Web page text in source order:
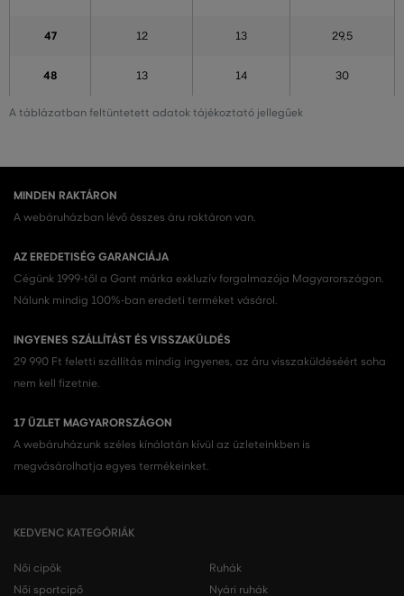
A táblázatban feltüntetett adatok tájékoztató jellegűek
47 12 13 29,5
48 13 14 30
MINDEN RAKTÁRON
A webáruházban lévő összes áru raktáron van.
AZ EREDETISÉG GARANCIÁJA
Cégünk 1999-től a Gant márka exkluzív forgalmazója Magyarországon.
Nálunk mindig 100%-ban eredeti terméket vásárol.
INGYENES SZÁLLÍTÁST ÉS VISSZAKÜLDÉS
29 990 Ft feletti szállítás mindig ingyenes, az áru visszaküldéséért soha
nem kell fizetnie.
17 ÜZLET MAGYARORSZÁGON
A webáruházunk széles kínálatán kívül az üzleteinkben is
megvásárolhatja egyes termékeinket.
KEDVENC KATEGÓRIÁK
Női cipők
Női sportcipő
Ruhák
Nyári ruhák